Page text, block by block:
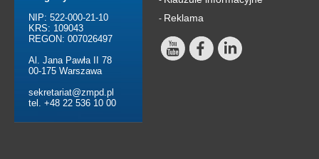
NIP: 522-000-21-10
KRS: 109043
REGON: 007026497
Al. Jana Pawła II 78
00-175 Warszawa
sekretariat@zmpd.pl
tel. +48 22 536 10 00
- Reklama